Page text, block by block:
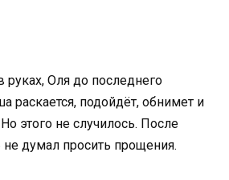
руках, Оля до последнего
раскается, подойдёт, обнимет и
этого не случилось. После
думал просить прощения.